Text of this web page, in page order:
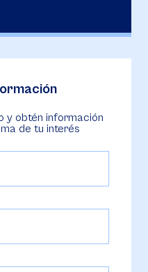
y obtén información
de tu interés